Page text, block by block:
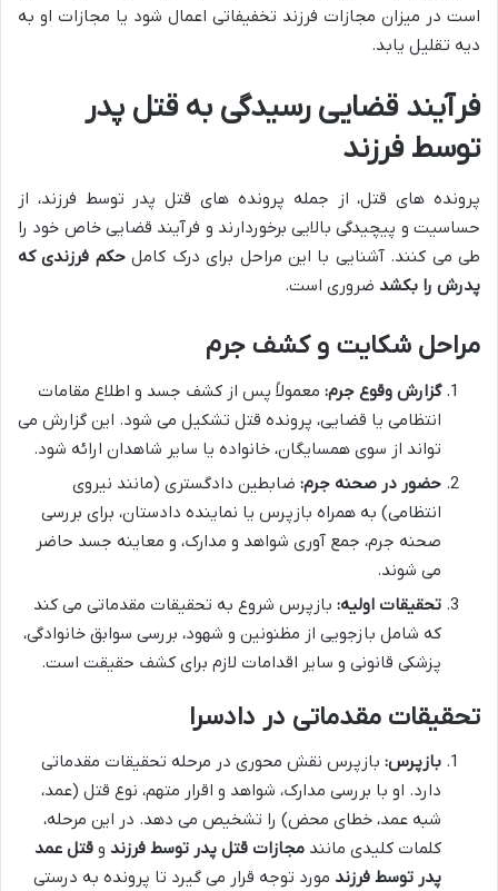
است در میزان مجازات فرزند تخفیفاتی اعمال شود یا مجازات او به
دیه تقلیل یابد.
فرآیند قضایی رسیدگی به قتل پدر
توسط فرزند
پرونده های قتل، از جمله پرونده های قتل پدر توسط فرزند، از
حساسیت و پیچیدگی بالایی برخوردارند و فرآیند قضایی خاص خود را
طی می کنند. آشنایی با این مراحل برای درک کاملحکم فرزندی که
پدرش را بکشد ضروری است.
مراحل شکایت و کشف جرم
گزارش وقوع جرم: معمولاً پس از کشف جسد و اطلاع مقامات
انتظامی یا قضایی، پرونده قتل تشکیل می شود. این گزارش می
تواند از سوی همسایگان، خانواده یا سایر شاهدان ارائه شود.
حضور در صحنه جرم: ضابطین دادگستری (مانند نیروی
انتظامی) به همراه بازپرس یا نماینده دادستان، برای بررسی
صحنه جرم، جمع آوری شواهد و مدارک، و معاینه جسد حاضر
می شوند.
تحقیقات اولیه: بازپرس شروع به تحقیقات مقدماتی می کند
که شامل بازجویی از مظنونین و شهود، بررسی سوابق خانوادگی،
پزشکی قانونی و سایر اقدامات لازم برای کشف حقیقت است.
تحقیقات مقدماتی در دادسرا
بازپرس: بازپرس نقش محوری در مرحله تحقیقات مقدماتی
دارد. او با بررسی مدارک، شواهد و اقرار متهم، نوع قتل (عمد،
شبه عمد، خطای محض) را تشخیص می دهد. در این مرحله،
کلمات کلیدی مانند مجازات قتل پدر توسط فرزند و قتل عمد
پدر توسط فرزند مورد توجه قرار می گیرد تا پرونده به درستی